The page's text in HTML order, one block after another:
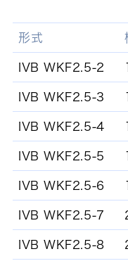
形式
IVB WKF2.5-2
IVB WKF2.5-3
IVB WKF2.5-4
IVB WKF2.5-5
IVB WKF2.5-6
IVB WKF2.5-7
IVB WKF2.5-8